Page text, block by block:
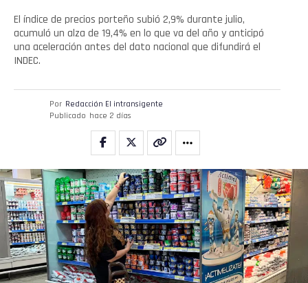
El índice de precios porteño subió 2,9% durante julio,
acumuló un alza de 19,4% en lo que va del año y anticipó
una aceleración antes del dato nacional que difundirá el
INDEC.
Por Redacción El intransigente
Publicado hace 2 días